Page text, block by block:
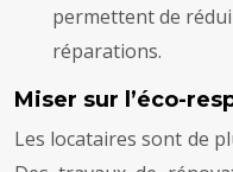
permettent de
réparations.
Miser sur l’éco-
Les locataires sont de